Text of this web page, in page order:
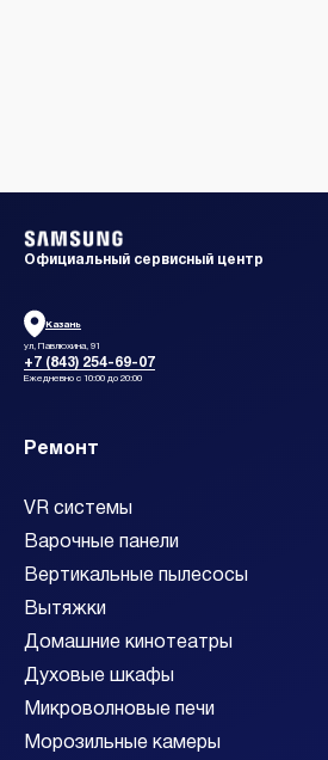
Официальный сервисный центр
Казань
ул, Павлюхина, 91
+7 (843) 254-69-07
Ежедневно с 10:00 до 20:00
Ремонт
VR системы
Варочные панели
Вертикальные пылесосы
Вытяжки
Домашние кинотеатры
Духовые шкафы
Микроволновые печи
Морозильные камеры